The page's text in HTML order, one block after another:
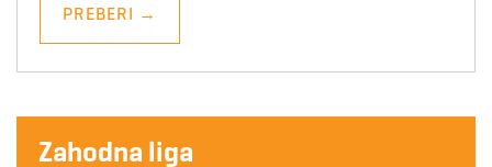
PREBERI →
Zahodna liga